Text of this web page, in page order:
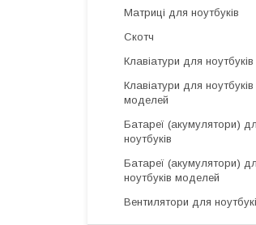
Матриці для ноутбуків
Скотч
Клавіатури для ноутбуків
Клавіатури для ноутбуків
моделей
Батареї (акумулятори)
ноутбуків
Батареї (акумулятори)
ноутбуків моделей
Вентилятори для